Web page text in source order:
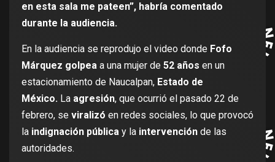
en esta sala me pateen”, habría comentado
durante la audiencia.
En la audiencia se reprodujo el video donde Fofo
Márquez golpea a una mujer de 52 años en un
estacionamiento de Naucalpan, Estado de
México. La agresión, que ocurrió el pasado 22 de
febrero, se viralizó en redes sociales, lo que provocó
la indignación pública y la intervención de las
autoridades.